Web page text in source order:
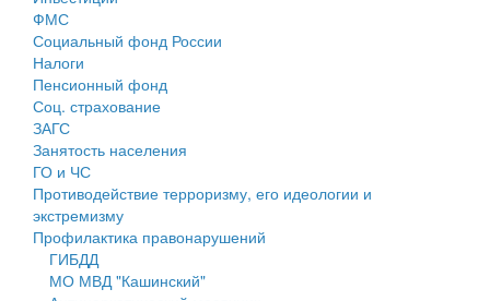
Антимонопольный комплаенс
Противодействие коррупции
Муниципальные программы
Контрольно-счетная палата
Персональные данные
Оценка регулирующего воздействия
Деятельность МУ
Нормативы градостроительного проектирования
Правила землепользования и застройки
ФМС
Социальный фонд России
Налоги
Пенсионный фонд
Соц. страхование
ЗАГС
Занятость населения
ГО и ЧС
Противодействие терроризму, его идеологии и
экстремизму
Профилактика правонарушений
ГИБДД
МО МВД "Кашинский"